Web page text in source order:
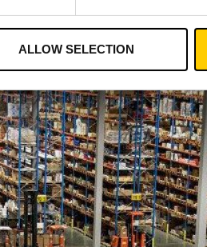
ALLOW SELECTION
– paczki